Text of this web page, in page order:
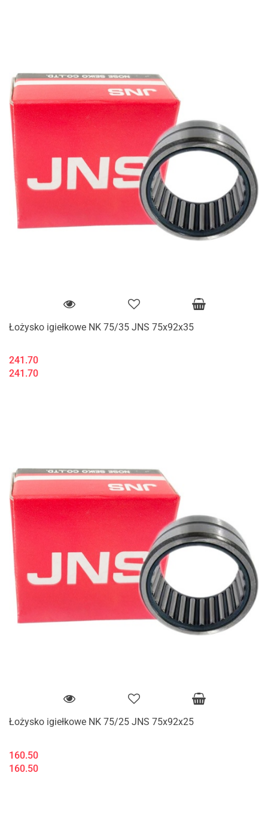
Łożysko igiełkowe NK 75/35 JNS 75x92x35
241.70
241.70
Łożysko igiełkowe NK 75/25 JNS 75x92x25
160.50
160.50